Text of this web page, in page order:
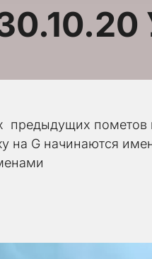
предыдущих
на G начинаются